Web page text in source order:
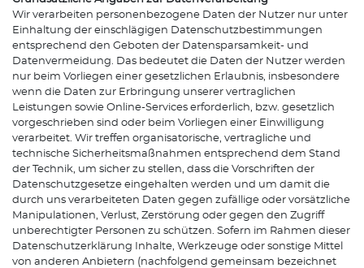
Wir verarbeiten personenbezogene Daten der Nutzer nur unter
Einhaltung der einschlägigen Datenschutzbestimmungen
entsprechend den Geboten der Datensparsamkeit- und
Datenvermeidung. Das bedeutet die Daten der Nutzer werden
nur beim Vorliegen einer gesetzlichen Erlaubnis, insbesondere
wenn die Daten zur Erbringung unserer vertraglichen
Leistungen sowie Online-Services erforderlich, bzw. gesetzlich
vorgeschrieben sind oder beim Vorliegen einer Einwilligung
verarbeitet. Wir treffen organisatorische, vertragliche und
technische Sicherheitsmaßnahmen entsprechend dem Stand
der Technik, um sicher zu stellen, dass die Vorschriften der
Datenschutzgesetze eingehalten werden und um damit die
durch uns verarbeiteten Daten gegen zufällige oder vorsätzliche
Manipulationen, Verlust, Zerstörung oder gegen den Zugriff
unberechtigter Personen zu schützen. Sofern im Rahmen dieser
Datenschutzerklärung Inhalte, Werkzeuge oder sonstige Mittel
von anderen Anbietern (nachfolgend gemeinsam bezeichnet